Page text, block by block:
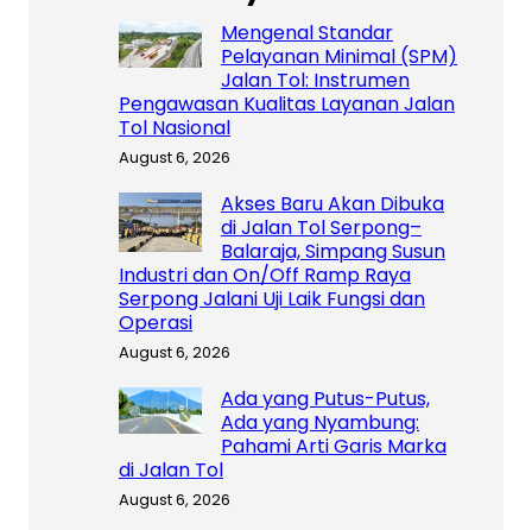
Mengenal Standar
Pelayanan Minimal (SPM)
Jalan Tol: Instrumen
Pengawasan Kualitas Layanan Jalan
Tol Nasional
August 6, 2026
Akses Baru Akan Dibuka
di Jalan Tol Serpong–
Balaraja, Simpang Susun
Industri dan On/Off Ramp Raya
Serpong Jalani Uji Laik Fungsi dan
Operasi
August 6, 2026
Ada yang Putus-Putus,
Ada yang Nyambung:
Pahami Arti Garis Marka
di Jalan Tol
August 6, 2026